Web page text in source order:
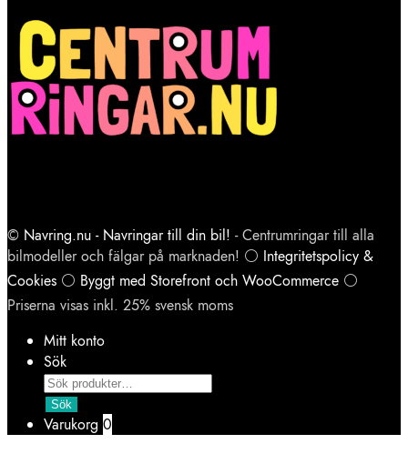
© Navring.nu - Navringar till din bil! - Centrumringar till alla
bilmodeller och fälgar på marknaden! ⚪ Integritetspolicy &
Cookies ⚪ Byggt med Storefront och WooCommerce ⚪
Priserna visas inkl. 25% svensk moms
Mitt konto
Sök
Products
search
Sök
Varukorg 0